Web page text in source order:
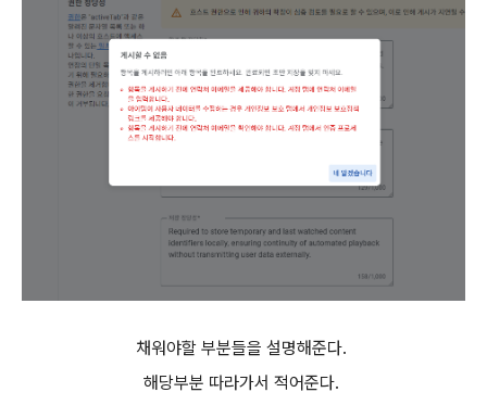
채워야할 부분들을 설명해준다.
해당부분 따라가서 적어준다.